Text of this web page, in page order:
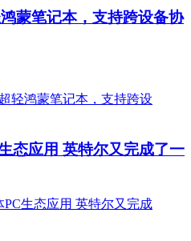
蒙笔记本，支持跨设备协
态应用 英特尔又完成了一